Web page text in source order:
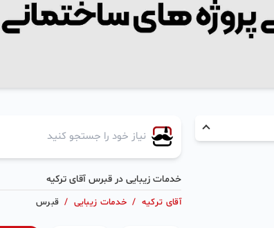
خدمات زیبایی در قبرس آقای ترکیه
آقای ترکیه / خدمات زیبایی / قبرس